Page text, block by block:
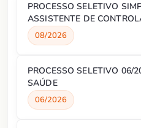
PROCESSO SELETIVO
ASSISTENTE DE
RESERVA)
08/2026
PROCESSO SELETIVO 06/
SAÚDE
06/2026